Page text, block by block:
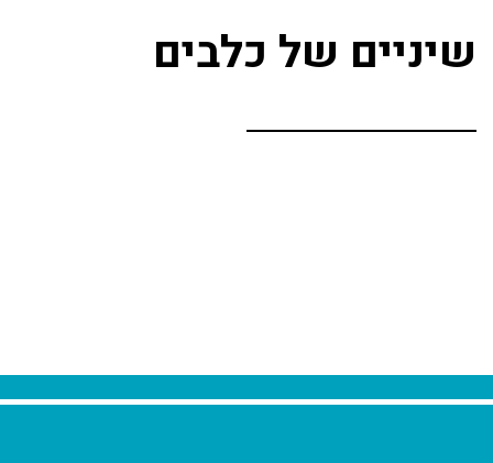
שיניים של כלבים